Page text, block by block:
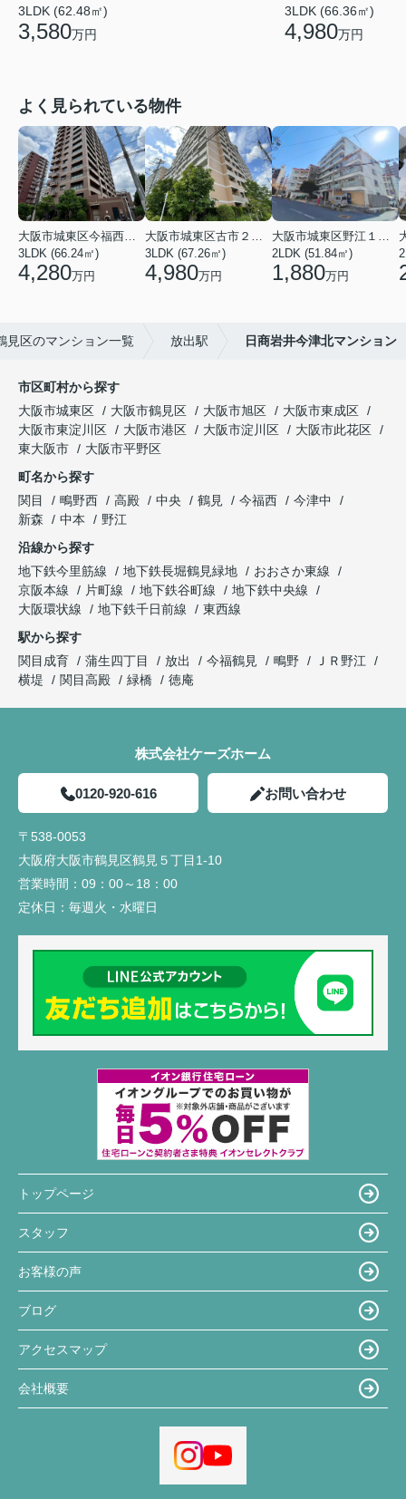
3LDK (62.48㎡)
3,580万円
3LDK (66.36㎡)
4,980万円
よく見られている物件
3LDK (66.24㎡)
4,280万円
3LDK (67.26㎡)
4,980万円
2LDK (51.84㎡)
1,880万円
見区のマンション一覧 放出駅 日商岩井今津北マンション
市区町村から探す
大阪市城東区
大阪市鶴見区 大阪市旭区
大阪市東成区
大阪市東淀川区
大阪市港区 大阪市淀川区
大阪市此花区
東大阪市
大阪市平野区
町名から探す
関目
鴫野西 高殿 中央 鶴見 今福西
今津中
新森
中本
野江
沿線から探す
地下鉄今里筋線
地下鉄長堀鶴見緑地
おおさか東線
京阪本線
片町線 地下鉄谷町線
地下鉄中央線
大阪環状線
地下鉄千日前線
東西線
駅から探す
関目成育
蒲生四丁目 放出 今福鶴見 鴫野
ＪＲ野江
横堤
関目高殿 緑橋 徳庵
株式会社ケーズホーム
0120-920-616 お問い合わせ
〒538-0053
大阪府大阪市鶴見区鶴見５丁目1-10
営業時間： 09：00～18：00
定休日： 毎週火・水曜日
トップページ
スタッフ
お客様の声
ブログ
アクセスマップ
会社概要